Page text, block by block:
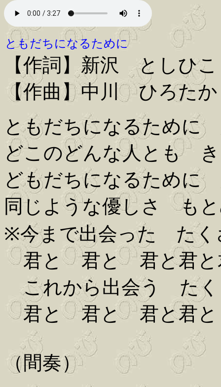
ともだちになるために
【作詞】新沢 としひこ
【作曲】中川 ひろたか
ともだちになるために
どこのどんな人とも
どもだちになるために
同じような優しさ も
※今まで出会った たく
君と 君と 君と君と
これから出会う たく
君と 君と 君と君と
（間奏）